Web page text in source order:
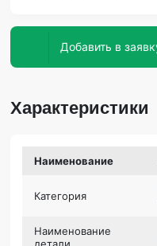
Характеристики
Наименование
Категория
Наименование
детали